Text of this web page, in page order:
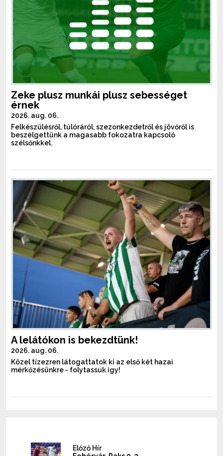
Zeke plusz munkái plusz sebességet
érnek
2026. aug. 06.
Felkészülésről, túlóráról, szezonkezdetről és jövőről is
beszélgettünk a magasabb fokozatra kapcsoló
szélsőnkkel.
A lelátókon is bekezdtünk!
2026. aug. 06.
Közel tízezren látogattatok ki az első két hazai
mérkőzésünkre - folytassuk így!
Előző Hír